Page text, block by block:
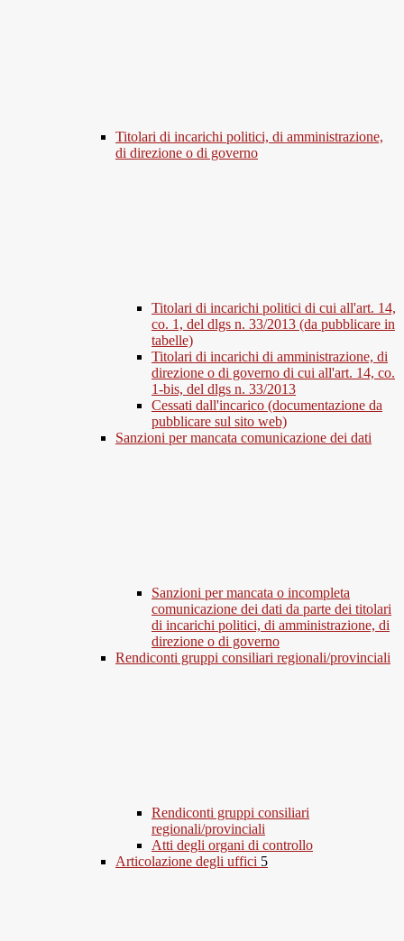
Titolari di incarichi politici, di amministrazione,
di direzione o di governo
Titolari di incarichi politici di cui all'art. 14,
co. 1, del dlgs n. 33/2013 (da pubblicare in
tabelle)
Titolari di incarichi di amministrazione, di
direzione o di governo di cui all'art. 14, co.
1-bis, del dlgs n. 33/2013
Cessati dall'incarico (documentazione da
pubblicare sul sito web)
Sanzioni per mancata comunicazione dei dati
Sanzioni per mancata o incompleta
comunicazione dei dati da parte dei titolari
di incarichi politici, di amministrazione, di
direzione o di governo
Rendiconti gruppi consiliari regionali/provinciali
Rendiconti gruppi consiliari
regionali/provinciali
Atti degli organi di controllo
Articolazione degli uffici 5